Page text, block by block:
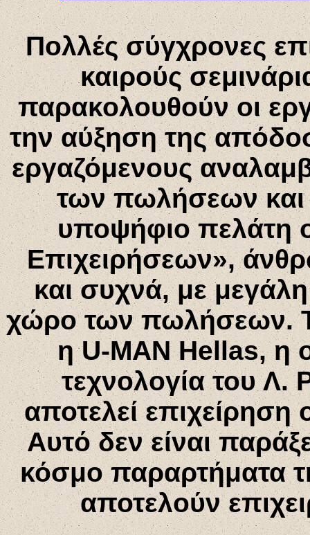
Πολλές σύγχρονες
καιρούς
παρακολουθούν οι
την αύξηση της
εργαζόμενους
των πωλήσεων και
υποψήφιο πελάτη
Επιχειρήσεων»,
και συχνά, με
χώρο των πωλήσεων.
ηU-MAN Hellas, η
τεχνολογία του Λ.
αποτελεί επιχείρηση
Αυτό δεν είναι
κόσμο παραρτήματα
αποτελούν